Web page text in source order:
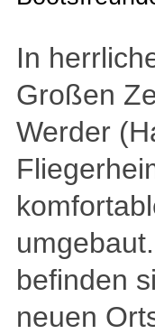
In
Großen
Werder
befinden
neuen